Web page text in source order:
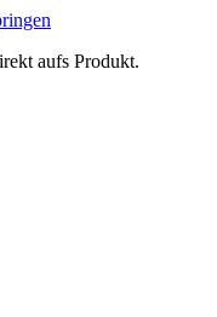
aufs Produkt.